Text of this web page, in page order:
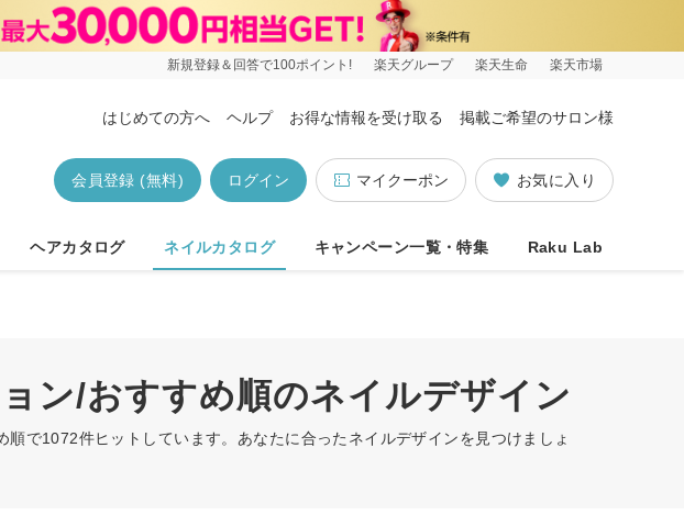
新規登録＆回答で100ポイント! 楽天グループ 楽天生命 楽天市場
はじめての方へ ヘルプ お得な情報を受け取る 掲載ご希望のサロン様
お気に入り
マイクーポン
ログイン
会員登録 (無料)
ヘアカタログ ネイルカタログ キャンペーン一覧・特集 Raku Lab
ン/おすすめ順のネイルデザイン
で1072件ヒットしています。あなたに合ったネイルデザインを見つけましょ